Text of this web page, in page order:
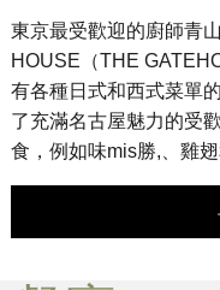
東京最受歡迎的廚師青
HOUSE（THE
有各種日式和西式菜單
了充滿名古屋魅力的受
食，例如味mis勝,、雞翅